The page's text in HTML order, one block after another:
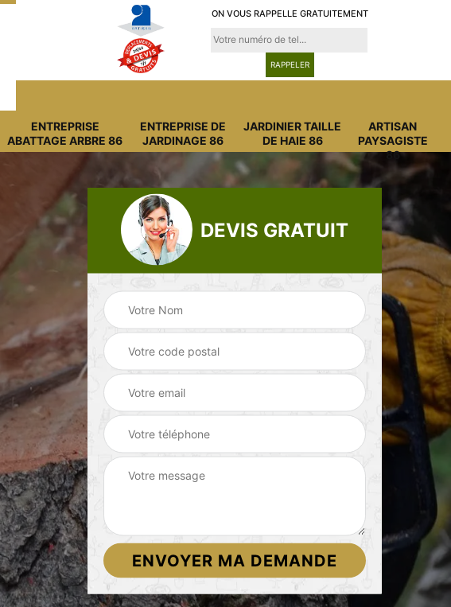
ON VOUS RAPPELLE GRATUITEMENT
ENTREPRISE
ABATTAGE ARBRE 86
ENTREPRISE DE
JARDINAGE 86
JARDINIER TAILLE
DE HAIE 86
ARTISAN
PAYSAGISTE
86
Bûcheron 86
Entreprise de
jardinage 86
DEVIS GRATUIT